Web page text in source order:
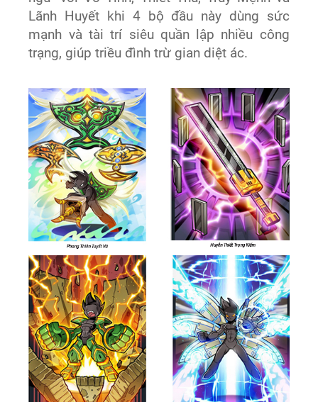
Lãnh Huyết khi 4 bộ đầu này dùng sức
mạnh và tài trí siêu quần lập nhiều công
trạng, giúp triều đình trừ gian diệt ác.